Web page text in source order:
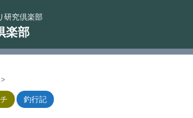
研究倶楽部
楽部
>
釣行記